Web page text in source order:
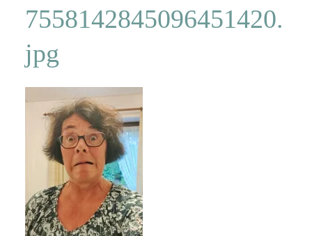
7558142845096451420.
jpg